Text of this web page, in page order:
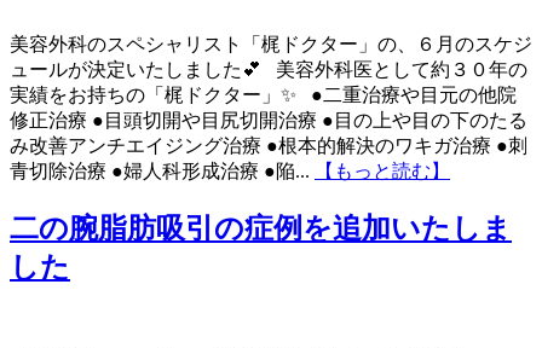
美容外科のスペシャリスト「梶ドクター」の、６月のスケジ
ュールが決定いたしました💕 美容外科医として約３０年の
実績をお持ちの「梶ドクター」✨ ●二重治療や目元の他院
修正治療 ●目頭切開や目尻切開治療 ●目の上や目の下のたる
み改善アンチエイジング治療 ●根本的解決のワキガ治療 ●刺
青切除治療 ●婦人科形成治療 ●陥...
【もっと読む】
二の腕脂肪吸引の症例を追加いたしま
した